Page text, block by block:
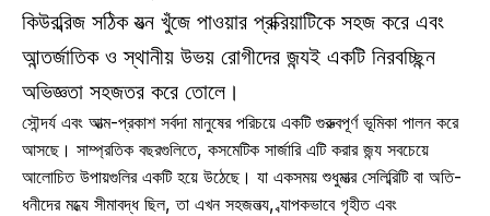
কিউরব্রিজ সঠিক যত্ন খুঁজে পাওয়ার প্রক্রিয়াটিকে সহজ করে এবং
আন্তর্জাতিক ও স্থানীয় উভয় রোগীদের জন্যই একটি নিরবচ্ছিন্ন
অভিজ্ঞতা সহজতর করে তোলে।
সৌন্দর্য এবং আত্ম-প্রকাশ সর্বদা মানুষের পরিচয়ে একটি গুরুত্বপূর্ণ ভূমিকা পালন করে
আসছে। সাম্প্রতিক বছরগুলিতে, কসমেটিক সার্জারি এটি করার জন্য সবচেয়ে
আলোচিত উপায়গুলির একটি হয়ে উঠেছে। যা একসময় শুধুমাত্র সেলিব্রিটি বা অতি-
ধনীদের মধ্যে সীমাবদ্ধ ছিল, তা এখন সহজলভ্য, ব্যাপকভাবে গৃহীত এবং